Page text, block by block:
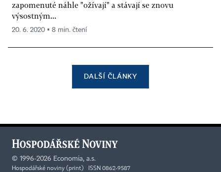
zapomenuté náhle "ožívají" a stávají se znovu
výsostným...
20. 6. 2020 ▪ 8 min. čtení
DALŠÍ ČLÁNKY
© 1996-2026 Economia, a.s.
Hospodářské noviny (print) ISSN 0862-9587